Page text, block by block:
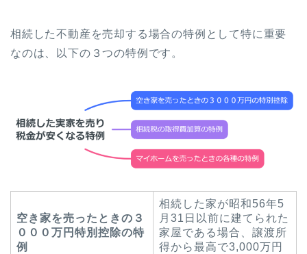
相続した不動産を売却する場合の特例として特に重要
なのは、以下の３つの特例です。
空き家を売ったときの３
０００万円特別控除の特
例
相続した家が昭和56年5
月31日以前に建てられた
家屋である場合、譲渡所
得から最高で3,000万円